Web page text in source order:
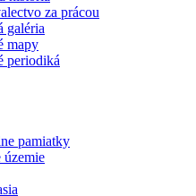
za prácou
galéria
mapy
periodiká
pamiatky
územie